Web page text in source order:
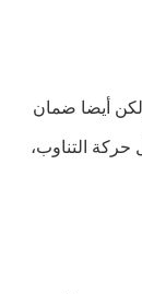
أيضا ضمان
حركة التناوب،